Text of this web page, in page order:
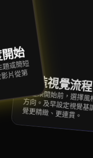
始
或簡短
片從第
2.
塑造視覺流程
在渲染開始前，選擇風格、角色和場景方向。及早設定視覺基調有助於 Reel 感覺更精緻、更連貫。